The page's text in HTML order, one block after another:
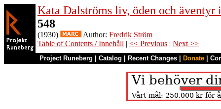
Kata Dalströms liv, öden och
548
(1930) Author: Fredrik Ström
Table of Contents / Innehåll | << Previous | Next >>
Project Runeberg Catalog Recent Changes Donate